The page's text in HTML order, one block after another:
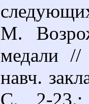
М.
медали //
навч.
С. 2-23.;